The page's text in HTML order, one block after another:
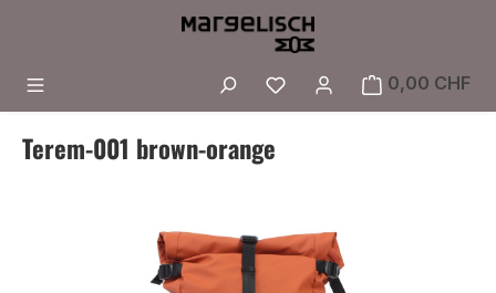
Zum Hauptinhalt springen
Du hast 0 Produkte
0,00 CHF
Terem-001 brown-orange